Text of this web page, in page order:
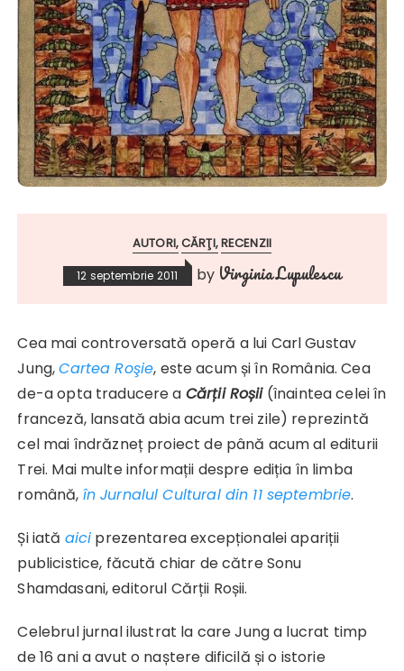
AUTORI CĂRŢI RECENZII
12 septembrie 2011 by Virginia Lupulescu
Cea mai controversată operă a lui Carl Gustav
Jung,Cartea Roşie, este acum și în România. Cea
de-a opta traducere a Cărții Roșii(înaintea celei în
franceză, lansată abia acum trei zile) reprezintă
cel mai îndrăzneț proiect de până acum al editurii
Trei. Mai multe informații despre ediția în limba
română, în Jurnalul Cultural din 11 septembrie.
Și iată aici prezentarea excepționalei apariții
publicistice, făcută chiar de către Sonu
Shamdasani, editorul Cărții Roșii.
Celebrul jurnal ilustrat la care Jung a lucrat timp
de 16 ani a avut o naștere dificilă și o istorie